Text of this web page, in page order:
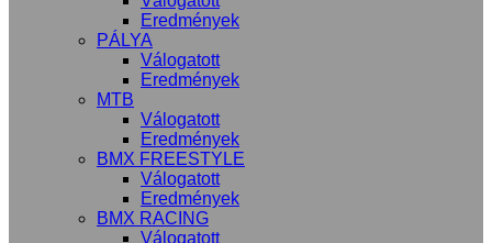
Eredmények
PÁLYA
Válogatott
Eredmények
MTB
Válogatott
Eredmények
BMX FREESTYLE
Válogatott
Eredmények
BMX RACING
Válogatott